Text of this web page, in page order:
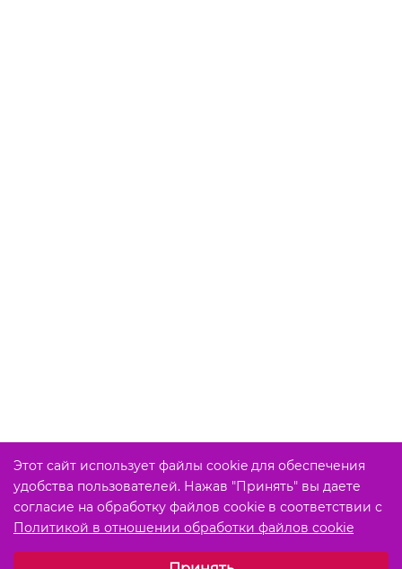
Этот сайт использует файлы cookie для обеспечения
удобства пользователей. Нажав "Принять" вы даете
согласие на обработку файлов cookie в соответствии с
Политикой в отношении обработки файлов cookie